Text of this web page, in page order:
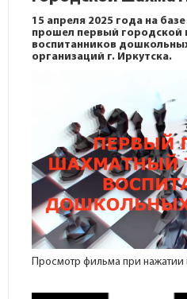
15 апреля 2025 года на
прошел первый городской
воспитанников
организаций г. Иркутска.
Просмотр фильма при нажатии